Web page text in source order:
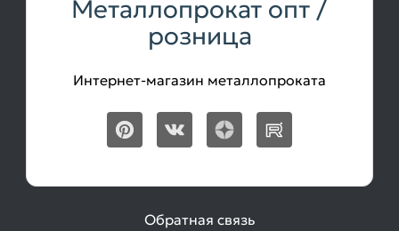
Металлопрокат опт /
розница
Интернет-магазин металлопроката
Обратная связь